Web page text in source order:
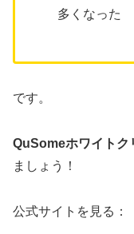
多くなった
です。
QuSomeホワイトク
ましょう！
公式サイトを見る：